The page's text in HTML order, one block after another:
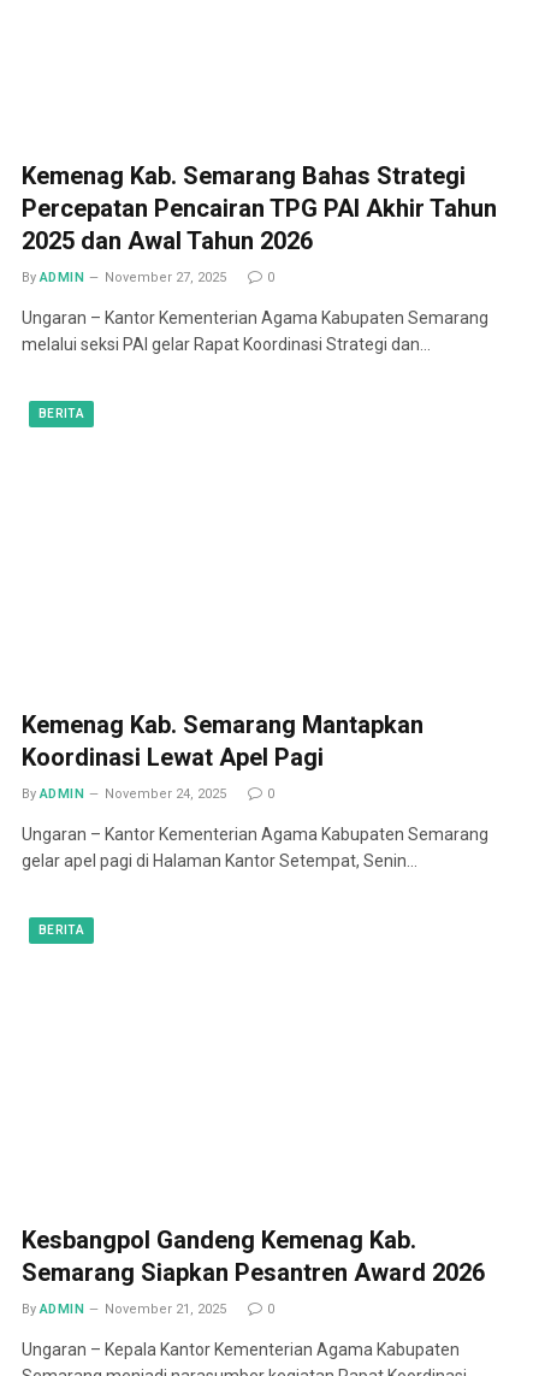
Kemenag Kab. Semarang Bahas Strategi
Percepatan Pencairan TPG PAI Akhir Tahun
2025 dan Awal Tahun 2026
By ADMIN November 27, 2025 0
Ungaran – Kantor Kementerian Agama Kabupaten Semarang
melalui seksi PAI gelar Rapat Koordinasi Strategi dan…
BERITA
Kemenag Kab. Semarang Mantapkan
Koordinasi Lewat Apel Pagi
By ADMIN November 24, 2025 0
Ungaran – Kantor Kementerian Agama Kabupaten Semarang
gelar apel pagi di Halaman Kantor Setempat, Senin…
BERITA
Kesbangpol Gandeng Kemenag Kab.
Semarang Siapkan Pesantren Award 2026
By ADMIN November 21, 2025 0
Ungaran – Kepala Kantor Kementerian Agama Kabupaten